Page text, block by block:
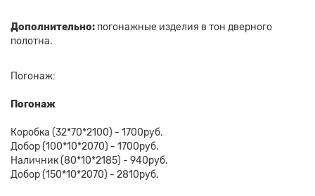
Дополнительно: погонажные изделия в тон дверного
полотна.
Погонаж:
Погонаж
Коробка (32*70*2100) - 1700руб.
Добор (100*10*2070) - 1700руб.
Наличник (80*10*2185) - 940руб.
Добор (150*10*2070) - 2810руб.